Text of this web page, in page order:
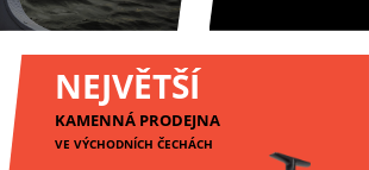
NEJVĚTŠÍ
KAMENNÁ PRODEJNA
VE VÝCHODNÍCH ČECHÁCH